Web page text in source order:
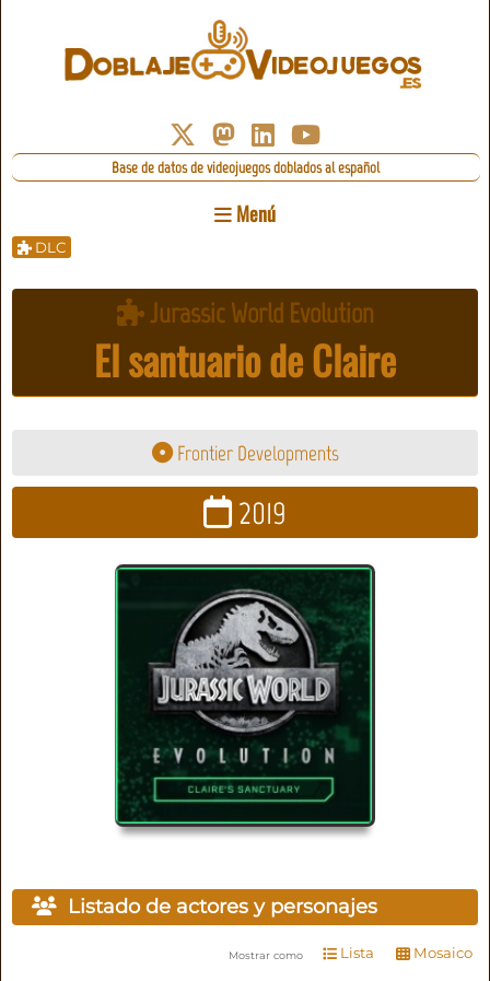
Base de datos de videojuegos doblados al español
Menú
DLC
Jurassic World Evolution
El santuario de Claire
Frontier Developments
2019
Listado de actores y personajes
Mostrar como Lista Mosaico